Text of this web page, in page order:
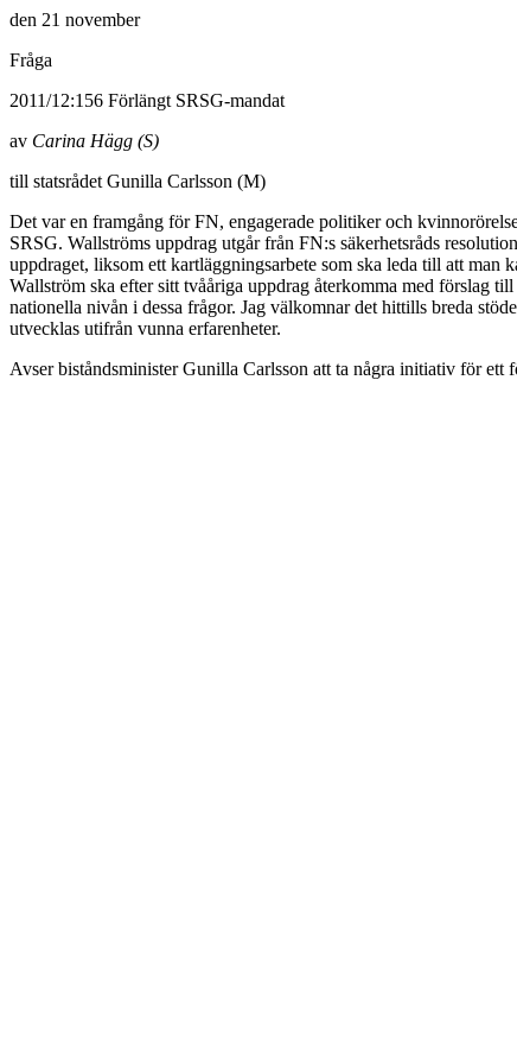
den 21 november
Fråga
2011/12:156 Förlängt SRSG-mandat
av Carina Hägg (S)
till statsrådet Gunilla Carlsson (M)
Det var en framgång för FN, engagerade politiker och
SRSG. Wallströms uppdrag utgår från FN:s säkerhetsråds
uppdraget, liksom ett kartläggningsarbete som ska leda till att man
Wallström ska efter sitt tvååriga uppdrag återkomma med förslag
nationella nivån i dessa frågor. Jag välkomnar det hittills breda
utvecklas utifrån vunna erfarenheter.
Avser biståndsminister Gunilla Carlsson att ta några initiativ för ett